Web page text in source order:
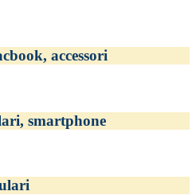
accessori
smartphone